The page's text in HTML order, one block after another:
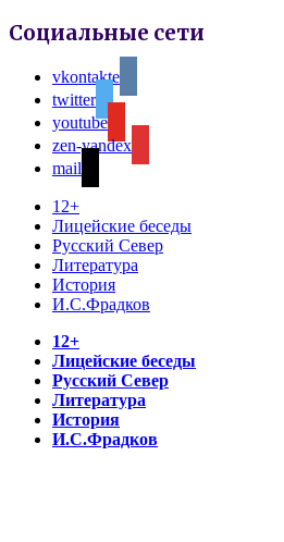
Социальные сети
vkontakte
twitter
youtube
zen-yandex
mail
12+
Лицейские беседы
Русский Север
Литература
История
И.С.Фрадков
12+
Лицейские беседы
Русский Север
Литература
История
И.С.Фрадков